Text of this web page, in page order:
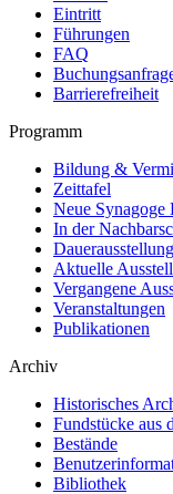
Eintritt
Führungen
FAQ
Barrierefreiheit
Programm
Bildung &
Zeittafel
Neue Synagoge
In der
Dauerausstellung
Aktuelle
Vergangene
Veranstaltungen
Publikationen
Archiv
Historisches
Fundstücke aus
Bestände
Bibliothek